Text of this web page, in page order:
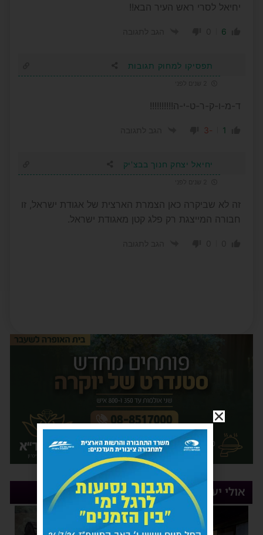
יחיאל לסרי ראש העיר הבא!!
0
תפסיקו למחוק תגובות
ד-מ-ו-ק-ר-ט-י-ה!!!!!!!!!!
-3
יחיאל יצחק חנוך בבצ'יק
זה לא שביקרה כאן הצמרת הארצית של אגודת ישראל, זו
חבורה המייצגת רק פלג קטן מאגודת ישראל.
אולי יעניין אותך